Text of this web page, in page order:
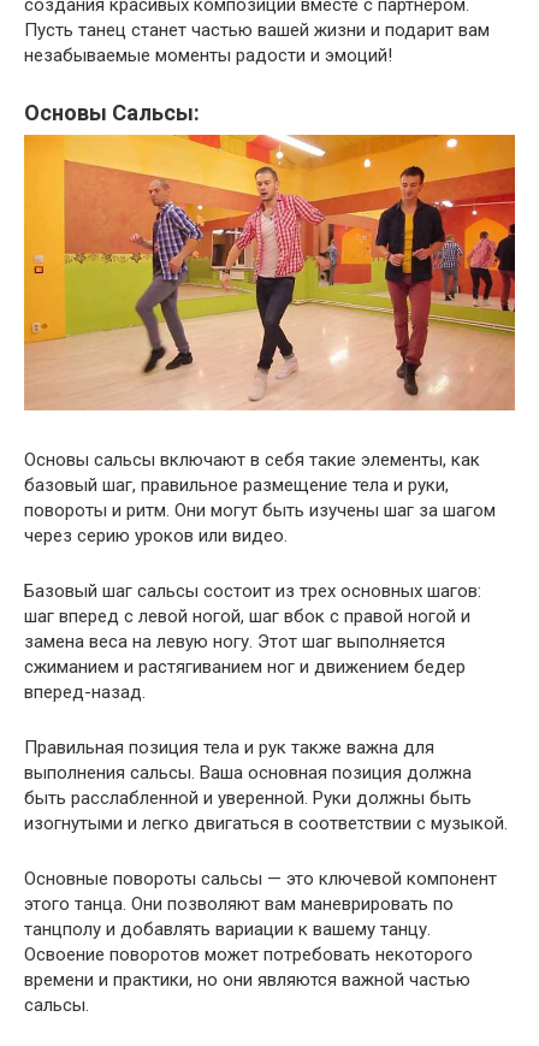
создания красивых композиций вместе с партнером.
Пусть танец станет частью вашей жизни и подарит вам
незабываемые моменты радости и эмоций!
Основы Сальсы:
Основы сальсы включают в себя такие элементы, как
базовый шаг, правильное размещение тела и руки,
повороты и ритм. Они могут быть изучены шаг за шагом
через серию уроков или видео.
Базовый шаг сальсы состоит из трех основных шагов:
шаг вперед с левой ногой, шаг вбок с правой ногой и
замена веса на левую ногу. Этот шаг выполняется
сжиманием и растягиванием ног и движением бедер
вперед-назад.
Правильная позиция тела и рук также важна для
выполнения сальсы. Ваша основная позиция должна
быть расслабленной и уверенной. Руки должны быть
изогнутыми и легко двигаться в соответствии с музыкой.
Основные повороты сальсы — это ключевой компонент
этого танца. Они позволяют вам маневрировать по
танцполу и добавлять вариации к вашему танцу.
Освоение поворотов может потребовать некоторого
времени и практики, но они являются важной частью
сальсы.